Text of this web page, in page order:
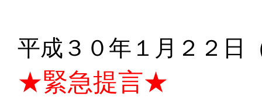
平成３０年１月２２日
★緊急提言★